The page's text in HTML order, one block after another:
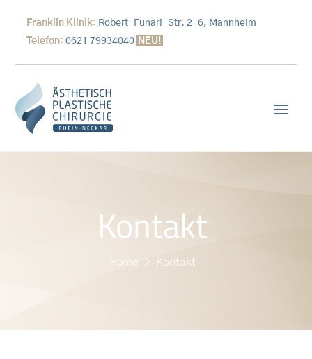
Franklin Klinik: Robert-Funari-Str. 2-6, Mannheim
Telefon: 0621 79934040 NEU!
Kontakt
Home > Kontakt